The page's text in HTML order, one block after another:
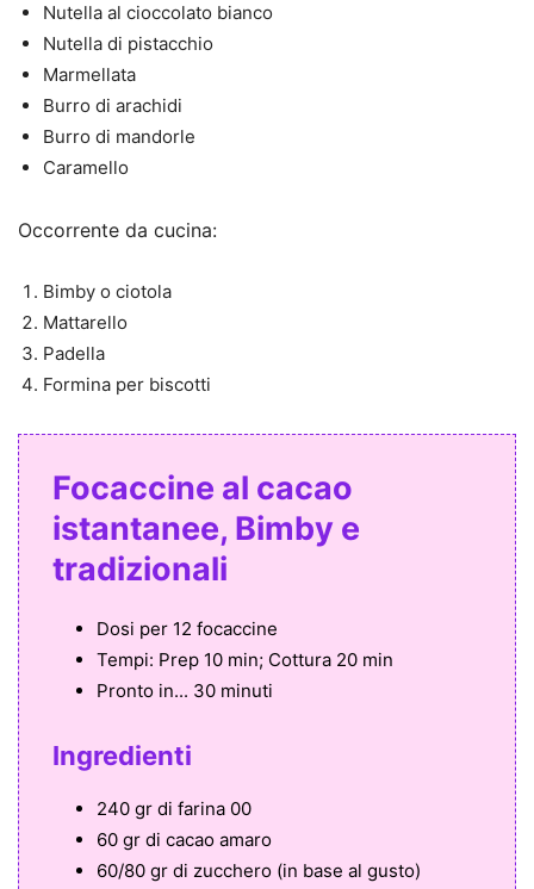
Nutella al cioccolato bianco
Nutella di pistacchio
Marmellata
Burro di arachidi
Burro di mandorle
Caramello
Occorrente da cucina:
Bimby o ciotola
Mattarello
Padella
Formina per biscotti
Focaccine al cacao
istantanee, Bimby e
tradizionali
Dosi per 12 focaccine
Tempi: Prep 10 min; Cottura 20 min
Pronto in... 30 minuti
Ingredienti
240 gr di farina 00
60 gr di cacao amaro
60/80 gr di zucchero (in base al gusto)